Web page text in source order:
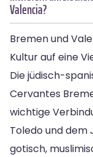
Valencia?
Bremen und
Kultur auf eine
Die jüdisch-
Cervantes
wichtige
Toledo und dem
gotisch,